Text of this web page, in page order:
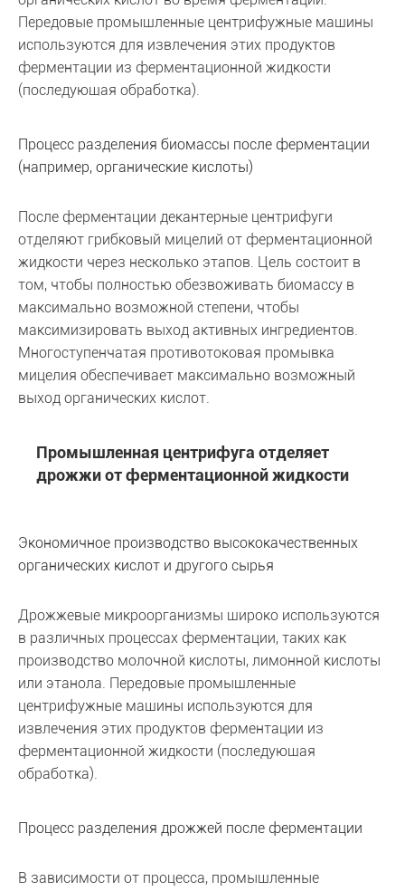
Передовые промышленные центрифужные машины
используются для извлечения этих продуктов
ферментации из ферментационной жидкости
(последующая обработка).
Процесс разделения биомассы после ферментации
(например, органические кислоты)
После ферментации декантерные центрифуги
отделяют грибковый мицелий от ферментационной
жидкости через несколько этапов. Цель состоит в
том, чтобы полностью обезвоживать биомассу в
максимально возможной степени, чтобы
максимизировать выход активных ингредиентов.
Многоступенчатая противотоковая промывка
мицелия обеспечивает максимально возможный
выход органических кислот.
Промышленная центрифуга отделяет
дрожжи от ферментационной жидкости
Экономичное производство высококачественных
органических кислот и другого сырья
Дрожжевые микроорганизмы широко используются
в различных процессах ферментации, таких как
производство молочной кислоты, лимонной кислоты
или этанола. Передовые промышленные
центрифужные машины используются для
извлечения этих продуктов ферментации из
ферментационной жидкости (последующая
обработка).
Процесс разделения дрожжей после ферментации
В зависимости от процесса, промышленные